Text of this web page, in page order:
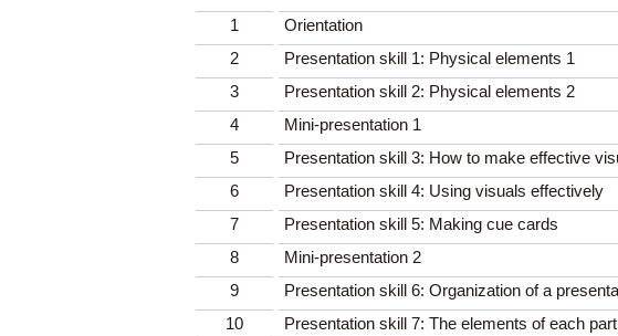
1
Orientation
2
Presentation skill 1: Physical elements 1
3
Presentation skill 2: Physical elements 2
4
Mini-presentation 1
5
Presentation skill 3: How to make effective
6
Presentation skill 4: Using visuals effectively
7
Presentation skill 5: Making cue cards
8
Mini-presentation 2
9
Presentation skill 6: Organization of a
10
Presentation skill 7: The elements of each part